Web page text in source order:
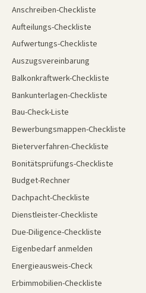
Anschreiben-Checkliste
Aufteilungs-Checkliste
Aufwertungs-Checkliste
Auszugsvereinbarung
Balkonkraftwerk-Checkliste
Bankunterlagen-Checkliste
Bau-Check-Liste
Bewerbungsmappen-Checkliste
Bieterverfahren-Checkliste
Bonitätsprüfungs-Checkliste
Budget-Rechner
Dachpacht-Checkliste
Dienstleister-Checkliste
Due-Diligence-Checkliste
Eigenbedarf anmelden
Energieausweis-Check
Erbimmobilien-Checkliste